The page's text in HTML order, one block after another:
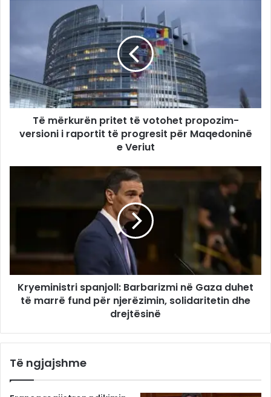
Të mërkurën pritet të votohet propozim-
versioni i raportit të progresit për Maqedoninë
e Veriut
Kryeministri spanjoll: Barbarizmi në Gaza duhet
të marrë fund për njerëzimin, solidaritetin dhe
drejtësinë
Të ngjajshme